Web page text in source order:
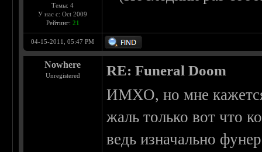
Темы: 4
У нас с: Oct 2009
Рейтинг: 21
04-15-2011, 05:47 PM
Nowhere
Unregistered RE: Funeral Doom
ИМХО, но мне
жаль только вот что
ведь изначально